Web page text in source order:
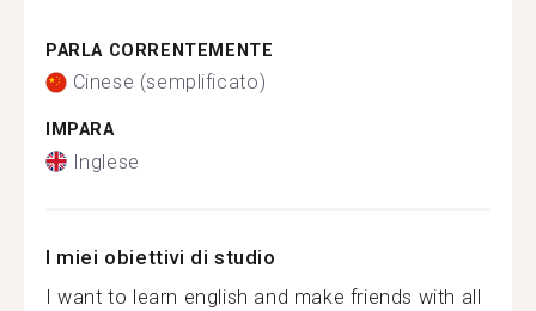
PARLA CORRENTEMENTE
Cinese (semplificato)
IMPARA
Inglese
I miei obiettivi di studio
I want to learn english and make friends with all